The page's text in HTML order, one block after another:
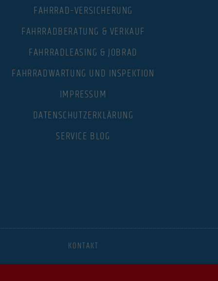
FAHRRAD–VERSICHERUNG
FAHRRADBERATUNG & VERKAUF
FAHRRADLEASING & JOBRAD
FAHRRADWARTUNG UND INSPEKTION
IMPRESSUM
DATENSCHUTZERKLÄRUNG
SERVICE BLOG
KONTAKT
Statistiken